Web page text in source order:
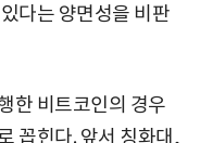
다는 양면성을 비판
한 비트코인의 경우
꼽힌다. 앞서 칭화대,